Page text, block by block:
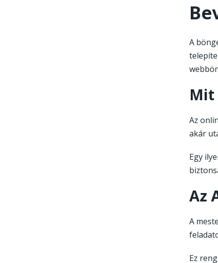
A
Mit
Az
akár
Egy
Az
A
Ez